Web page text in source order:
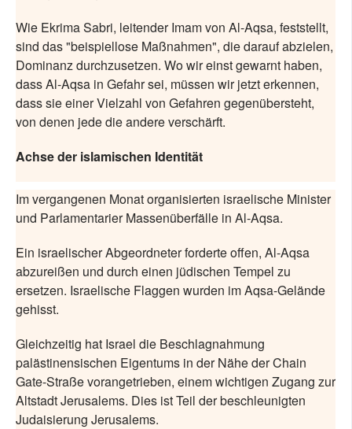
Wie Ekrima Sabri, leitender Imam von Al-Aqsa, feststellt,
sind das "beispiellose Maßnahmen", die darauf abzielen,
Dominanz durchzusetzen. Wo wir einst gewarnt haben,
dass Al-Aqsa in Gefahr sei, müssen wir jetzt erkennen,
dass sie einer Vielzahl von Gefahren gegenübersteht,
von denen jede die andere verschärft.
Achse der islamischen Identität
Im vergangenen Monat organisierten israelische Minister
und Parlamentarier Massenüberfälle in Al-Aqsa.
Ein israelischer Abgeordneter forderte offen, Al-Aqsa
abzureißen und durch einen jüdischen Tempel zu
ersetzen. Israelische Flaggen wurden im Aqsa-Gelände
gehisst.
Gleichzeitig hat Israel die Beschlagnahmung
palästinensischen Eigentums in der Nähe der Chain
Gate-Straße vorangetrieben, einem wichtigen Zugang zur
Altstadt Jerusalems. Dies ist Teil der beschleunigten
Judaisierung Jerusalems.